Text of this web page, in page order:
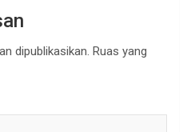
dipublikasikan. Ruas yang